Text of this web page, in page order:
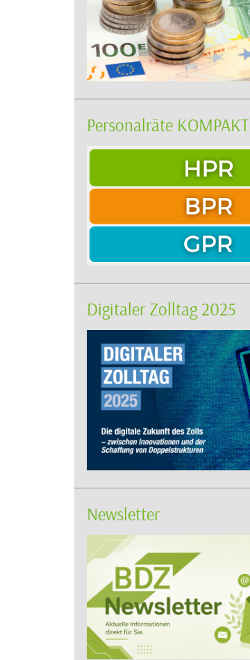
Personalräte KOMPAKT
Digitaler Zolltag 2025
Newsletter